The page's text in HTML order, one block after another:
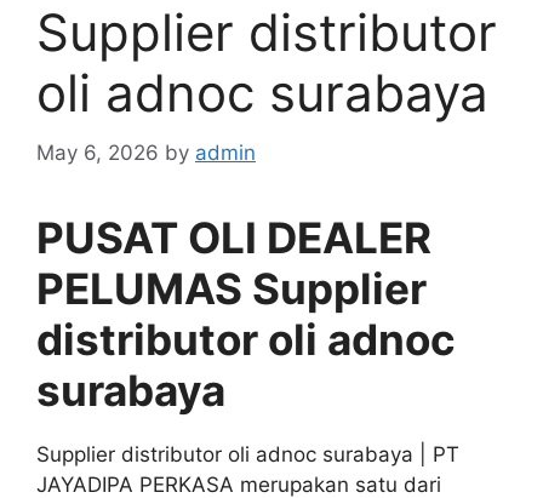
Supplier distributor
oli adnoc surabaya
May 6, 2026 by admin
PUSAT OLI DEALER
PELUMAS Supplier
distributor oli adnoc
surabaya
Supplier distributor oli adnoc surabaya | PT
JAYADIPA PERKASA merupakan satu dari